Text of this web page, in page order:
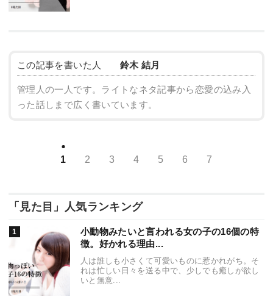
この記事を書いた人 鈴木 結月
管理人の一人です。ライトなネタ記事から恋愛の込み入
った話しまで広く書いています。
1 2 3 4 5 6 7
「見た目」人気ランキング
小動物みたいと言われる女の子の16個の特
徴。好かれる理由...
人は誰しも小さくて可愛いものに惹かれがち。そ
れは忙しい日々を送る中で、少しでも癒しが欲し
いと無意...